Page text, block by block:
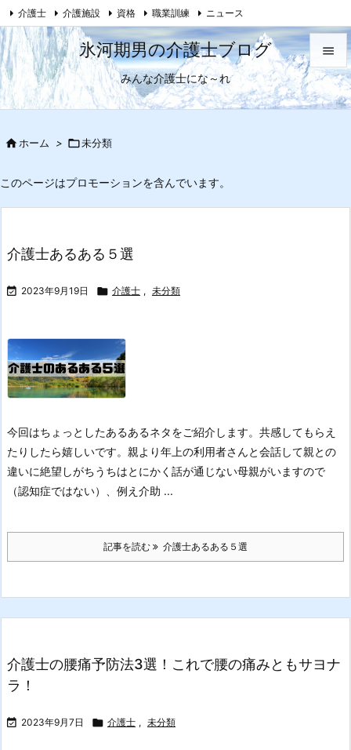
氷河期男の介護士ブログ
みんな介護士にな～れ


メニュ

介護士 介護施設 資格 職業訓練 ニュース
母がおかしくなった話 RSS Feedly
ホーム > 未分類
このページはプロモーションを含んでいます。
介護士あるある５選
 2023年9月19日  介護士 , 未分類
今回はちょっとしたあるあるネタをご紹介します。 共感してもらえ
たりしたら嬉しいです。 親より年上の利用者さんと会話して親との
違いに絶望しがちうちはとにかく話が通じない母親がいますので
（認知症ではない）、例え介助 ...
記事を読む 介護士あるある５選
介護士の腰痛予防法3選！これで腰の痛みともサヨナ
ラ！
 2023年9月7日  介護士 , 未分類